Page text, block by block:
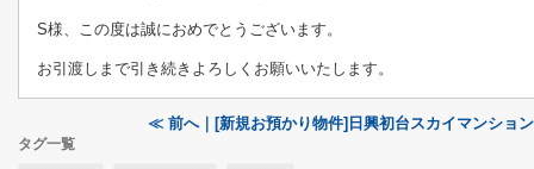
S様、この度は誠におめでとうございます。
お引渡しまで引き続きよろしくお願いいたします。
≪ 前へ｜[新規お預かり物件]日興初台スカイマンショ
タグ一覧